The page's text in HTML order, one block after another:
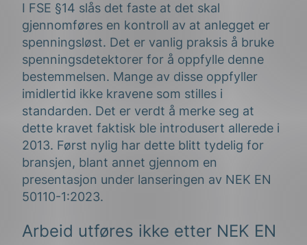
I FSE §14 slås det faste at det skal
gjennomføres en kontroll av at anlegget er
spenningsløst. Det er vanlig praksis å bruke
spenningsdetektorer for å oppfylle denne
bestemmelsen. Mange av disse oppfyller
imidlertid ikke kravene som stilles i
standarden. Det er verdt å merke seg at
dette kravet faktisk ble introdusert allerede i
2013. Først nylig har dette blitt tydelig for
bransjen, blant annet gjennom en
presentasjon under lanseringen av NEK EN
50110-1:2023.
Arbeid utføres ikke etter NEK EN